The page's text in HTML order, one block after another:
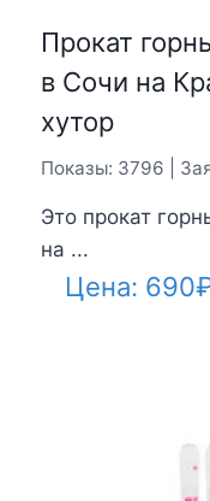
Прокат
в Сочи на
хутор
Показы: 3796 |
Это прокат
на ...
Цена: 690